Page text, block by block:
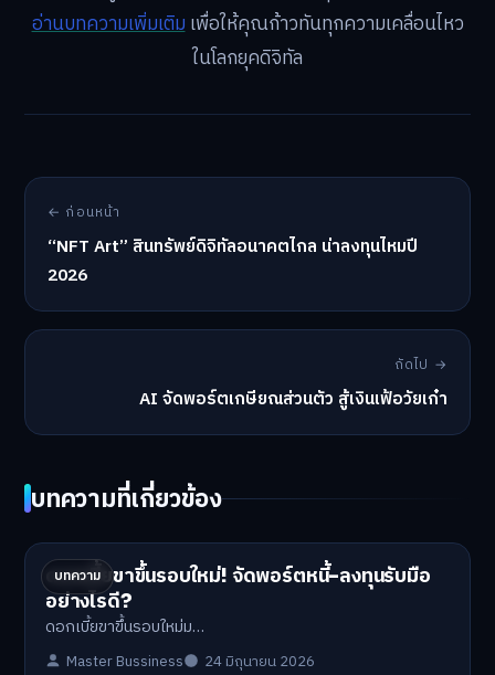
อ่านบทความเพิ่มเติมเพื่อให้คุณก้าวทันทุกความเคลื่อนไหว
ในโลกยุคดิจิทัล
← ก่อนหน้า
“NFT Art” สินทรัพย์ดิจิทัลอนาคตไกล น่าลงทุนไหมปี
2026
ถัดไป →
AI จัดพอร์ตเกษียณส่วนตัว สู้เงินเฟ้อวัยเก๋า
บทความที่เกี่ยวข้อง
บทความ
ดอกเบี้ยขาขึ้นรอบใหม่! จัดพอร์ตหนี้-ลงทุนรับมือ
อย่างไรดี?
ดอกเบี้ยขาขึ้นรอบใหม่ม…
Master Bussiness 24 มิถุนายน 2026